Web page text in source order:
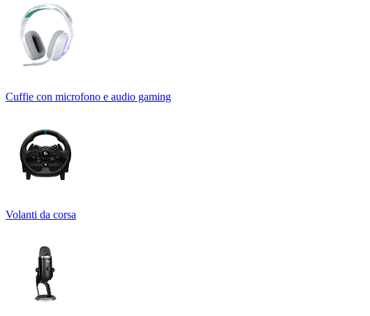
Cuffie con microfono e audio gaming
Volanti da corsa